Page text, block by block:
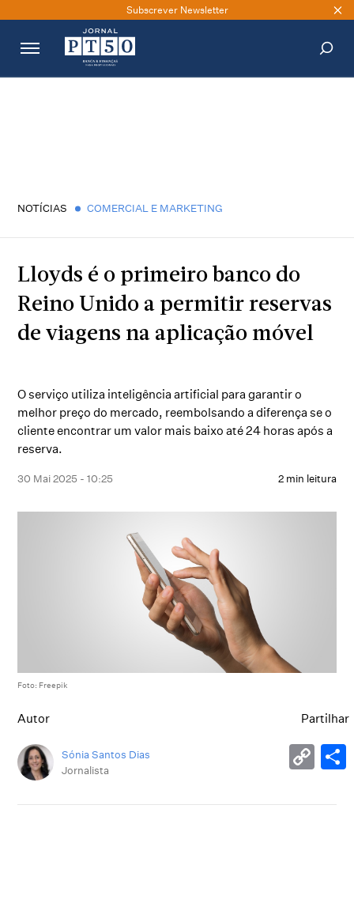
Subscrever Newsletter
NOTÍCIAS COMERCIAL E MARKETING
Lloyds é o primeiro banco do
Reino Unido a permitir reservas
de viagens na aplicação móvel
O serviço utiliza inteligência artificial para garantir o
melhor preço do mercado, reembolsando a diferença se o
cliente encontrar um valor mais baixo até 24 horas após a
reserva.
30 Mai 2025 - 10:25 2 min leitura
Foto: Freepik
Autor
Sónia Santos Dias
Jornalista
Partilhar